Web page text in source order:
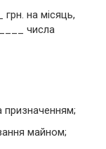
на місяць,
числа
призначенням;
майном;